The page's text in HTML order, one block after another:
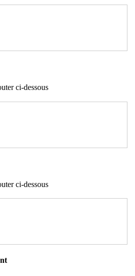
ci-des­sous
ci-des­sous